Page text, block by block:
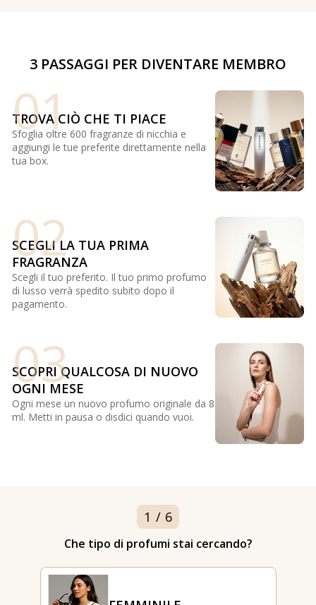
3 PASSAGGI PER DIVENTARE MEMBRO
01
TROVA CIÒ CHE TI PIACE
Sfoglia oltre 600 fragranze di nicchia e
aggiungi le tue preferite direttamente nella
tua box.
02
SCEGLI LA TUA PRIMA
FRAGRANZA
Scegli il tuo preferito. Il tuo primo profumo
di lusso verrà spedito subito dopo il
pagamento.
03
SCOPRI QUALCOSA DI NUOVO
OGNI MESE
Ogni mese un nuovo profumo originale da 8
ml. Metti in pausa o disdici quando vuoi.
1 / 6
Che tipo di profumi stai cercando?